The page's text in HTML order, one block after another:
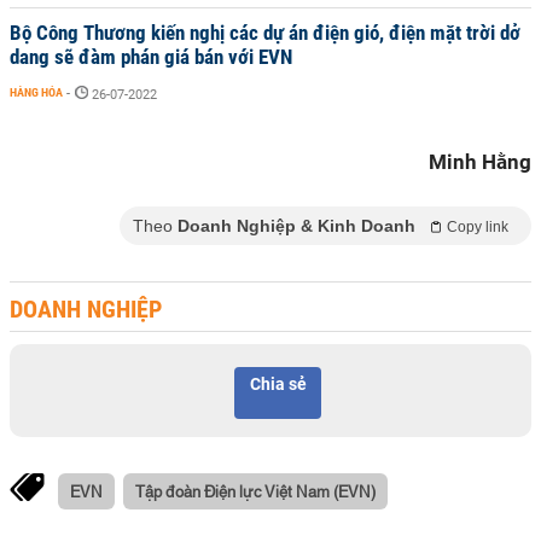
Bộ Công Thương kiến nghị các dự án điện gió, điện mặt trời dở
dang sẽ đàm phán giá bán với EVN
HÀNG HÓA - 26-07-2022
Minh Hằng
Theo Doanh Nghiệp & Kinh Doanh Copy link
DOANH NGHIỆP
Chia sẻ
EVN Tập đoàn Điện lực Việt Nam (EVN)